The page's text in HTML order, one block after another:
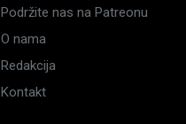
Podržite nas na Patreonu
O nama
Redakcija
Kontakt